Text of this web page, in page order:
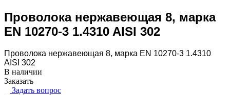
Проволока нержавеющая 8, марка
EN 10270-3 1.4310 AISI 302
Проволока нержавеющая 8, марка EN 10270-3 1.4310
AISI 302
В наличии
Заказать
Задать вопрос